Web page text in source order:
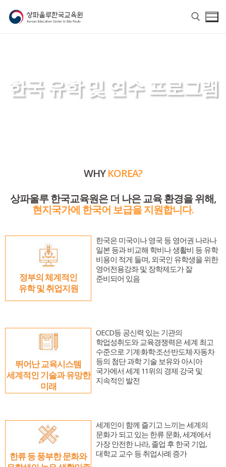
교육원장 인사말
주요업무소개
위치 및 연락처
한국어
한국어채택교
TOPIK
한국문화교실
한글학교
한글학교 소개
한글학교 공지사항
한글학교 행사 사진
유학 및 취업
유학 및 취업 정보 안내
한국유학
유학자료
현지 교육제도 소개
알림마당
알림마당
공지사항
행사사진
한국어
한국어
Português
한국 유학 및 연수 프로그램
WHYKOREA?
상파울루 한국교육원은 더 나은 교육 환경을 위해,
현지국가에 한국어 보급을 지원합니다.
정부의 체계적인
유학 및 취업지원
한국은 미국이나 영국 등 영어권 나라나
일본 등과 비교해 학비나 생활비 등 유학
비용이 적게 들며, 외국인 유학생을 위한
영어전용강좌 및 장학제도가 잘
준비되어 있음
뛰어난 교육시스템
세계적인 기술과 유망한
미래
OECD등 공신력 있는 기관의
학업성취도와 교육경쟁력은 세계 최고
수준으로 기계·화학·조선·반도체·자동차
등의 첨단 과학 기술 보유와 아시아
국가에서 세계 11위의 경제 강국 및
지속적인 발전
한류 등 풍부한 문화와
세계인이 함께 즐기고 느끼는 세계의
문화가 되고 있는 한류 문화, 세계에서
가장 안전한 나라, 졸업 후 한국 기업,
대학교 교수 등 취업사례 증가